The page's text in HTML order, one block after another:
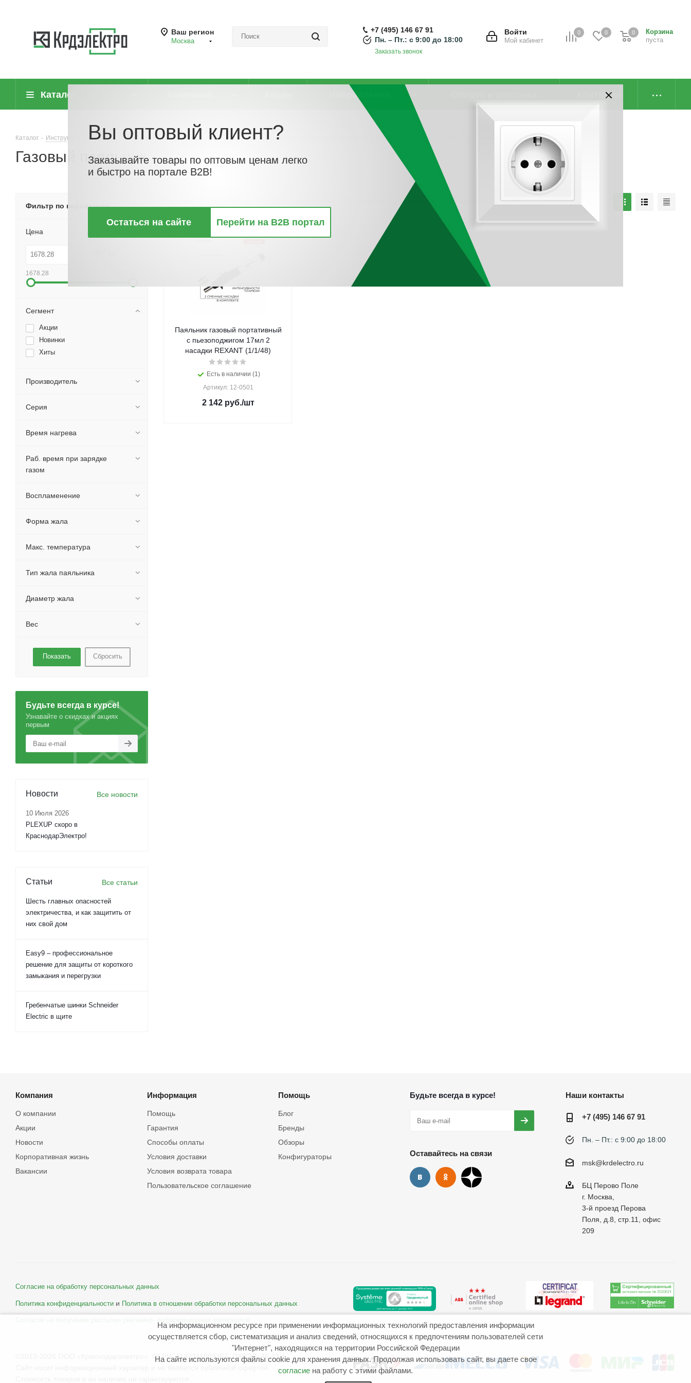
Ваш регион
Москва
0 0
Корзина
пуста
0
Войти
Мой кабинет
+7 (495) 146 67 91
Пн. – Пт.: с 9:00 до 18:00
Заказать звонок
Каталог Направления Контакты
Каталог - Инструмент, измерительные приборы и средства защиты - Паяльники, сварочные аппараты и материалы для пайки и сварки
Газовый паяльник
По цене По наличию
Паяльник газовый портативный
с пьезоподжигом 17мл 2
насадки REXANT (1/1/48)
Есть в наличии (1)
Артикул: 12-0501
2 142руб./шт
Фильтр по параметрам
Цена
1678.28
Сегмент
Акции
Новинки
Хиты
Производитель
Серия
Время нагрева
Раб. время при зарядке
газом
Воспламенение
Форма жала
Макс. температура
Тип жала паяльника
Диаметр жала
Вес
Сбросить
Будьте всегда в курсе!
Узнавайте о скидках и акциях
первым
Новости Все новости
10 Июля 2026
PLEXUP скоро в
КраснодарЭлектро!
Статьи Все статьи
Шесть главных опасностей
электричества, и как защитить от
них свой дом
Easy9 – профессиональное
решение для защиты от короткого
замыкания и перегрузки
Гребенчатые шинки Schneider
Electric в щите
Компания
О компании
Акции
Новости
Корпоративная жизнь
Вакансии
Информация
Помощь
Гарантия
Способы оплаты
Условия доставки
Условия возврата товара
Пользовательское соглашение
Помощь
Блог
Бренды
Обзоры
Конфигураторы
Будьте всегда в курсе!
Оставайтесь на связи
Наши контакты
+7 (495) 146 67 91
Пн. – Пт.: с 9:00 до 18:00
msk@krdelectro.ru
БЦ Перово Поле
г. Москва,
3-й проезд Перова
Поля, д.8, стр.11, офис
209
Согласие на обработку персональных данных
Политика конфиденциальности и Политика в отношении обработки персональных данных
©2013-2026 ООО «Краснодарэлектро» ОГРН: 1132311009357 ОКВЭД: 46.43.1
На информационном ресурсе при применении информационных технологий предоставления информации
осуществляется сбор, систематизация и анализ сведений, относящихся к предпочтениям пользователей сети
"Интернет", находящихся на территории Российской Федерации
На сайте используются файлы cookie для хранения данных. Продолжая использовать сайт, вы даете свое
согласие на работу с этими файлами.
Вы оптовый клиент?
Заказывайте товары по оптовым ценам легко
и быстро на портале B2B!
Остаться на сайте Перейти на B2B портал